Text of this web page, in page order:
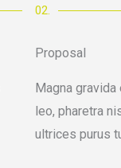
02.
Proposal
Magna
leo, pharetra
ultrices purus